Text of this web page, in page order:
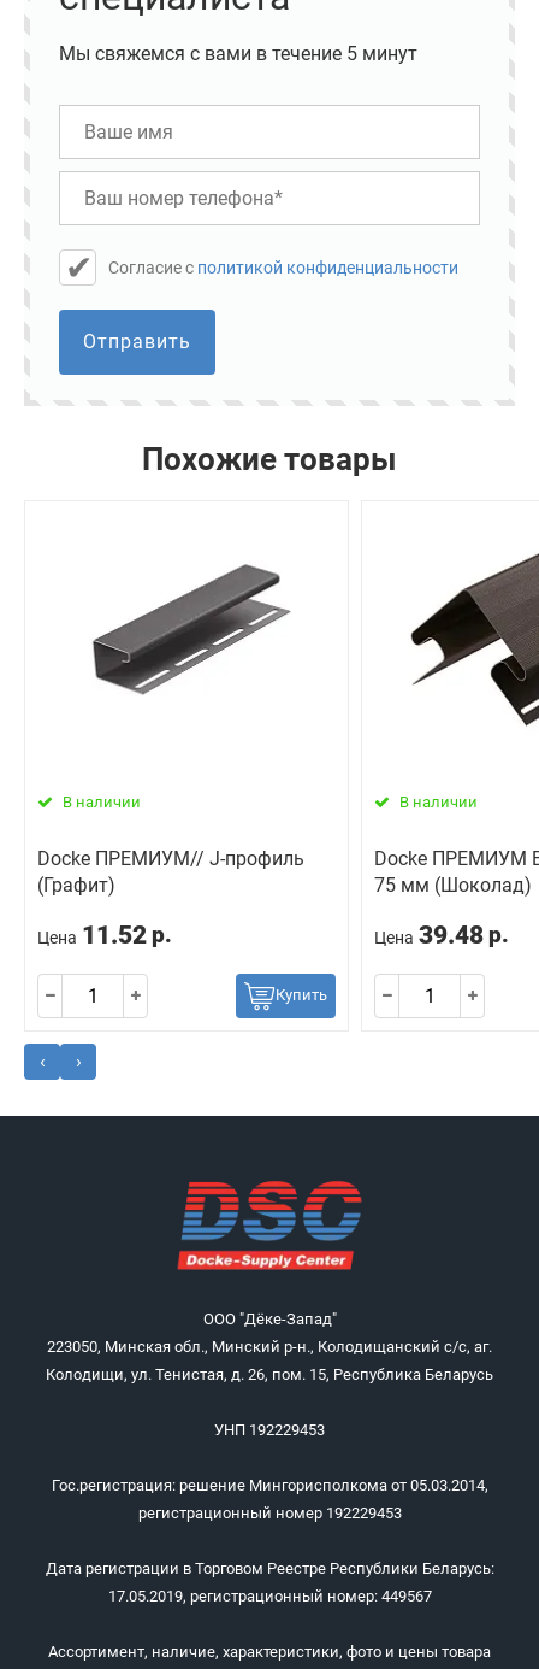
Мы свяжемся с вами в течение 5 минут
Cогласие с политикой конфиденциальности
Отправить
Похожие товары
В наличии
Docke ПРЕМИУМ// J-профиль
(Графит)
Цена 11.52 р.
Купить
В наличии
Docke ПРЕМИУМ
75 мм (Шоколад)
Цена 39.48 р.
‹ ›
ООО "Дёке-Запад"
223050, Минская обл., Минский р-н., Колодищанский с/с, аг.
Колодищи, ул. Тенистая, д. 26, пом. 15, Республика Беларусь
УНП 192229453
Гос.регистрация: решение Мингорисполкома от 05.03.2014,
регистрационный номер 192229453
Дата регистрации в Торговом Реестре Республики Беларусь:
17.05.2019, регистрационный номер: 449567
Ассортимент, наличие, характеристики, фото и цены товара